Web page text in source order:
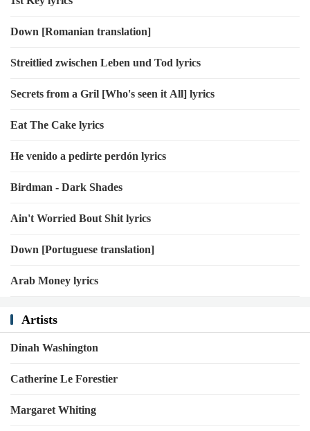
Down [Romanian translation]
Streitlied zwischen Leben und Tod lyrics
Secrets from a Gril [Who's seen it All] lyrics
Eat The Cake lyrics
He venido a pedirte perdón lyrics
Birdman - Dark Shades
Ain't Worried Bout Shit lyrics
Down [Portuguese translation]
Arab Money lyrics
Artists
Dinah Washington
Catherine Le Forestier
Margaret Whiting